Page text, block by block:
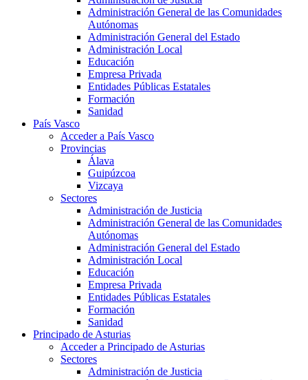
Administración General de las Comunidades
Autónomas
Administración General del Estado
Administración Local
Educación
Empresa Privada
Entidades Públicas Estatales
Formación
Sanidad
País Vasco
Acceder a País Vasco
Provincias
Álava
Guipúzcoa
Vizcaya
Sectores
Administración de Justicia
Administración General de las Comunidades
Autónomas
Administración General del Estado
Administración Local
Educación
Empresa Privada
Entidades Públicas Estatales
Formación
Sanidad
Principado de Asturias
Acceder a Principado de Asturias
Sectores
Administración de Justicia